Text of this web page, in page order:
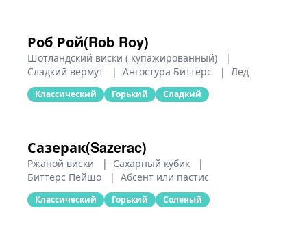
Роб Рой(Rob Roy)
Шотландский виски ( купажированный)
|
Сладкий вермут
| Ангостура Биттерс | Лед
Классический Горький Сладкий
Сазерак(Sazerac)
Ржаной виски | Сахарный кубик
|
Биттерс Пейшо
| Абсент или пастис
Классический Горький Соленый